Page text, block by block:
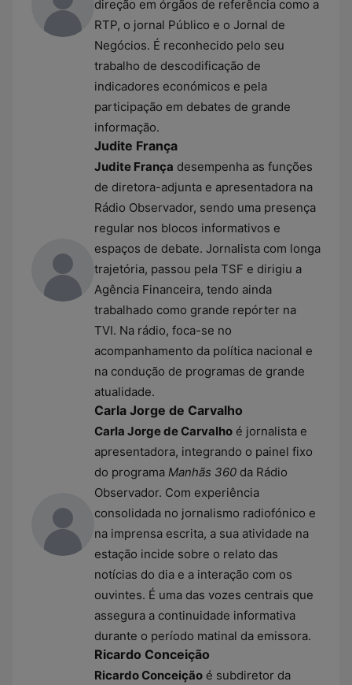
direção em órgãos de referência como a
RTP, o jornal Público e o Jornal de
Negócios. É reconhecido pelo seu
trabalho de descodificação de
indicadores económicos e pela
participação em debates de grande
informação.
Judite França
Judite França desempenha as funções
de diretora-adjunta e apresentadora na
Rádio Observador, sendo uma presença
regular nos blocos informativos e
espaços de debate. Jornalista com longa
trajetória, passou pela TSF e dirigiu a
Agência Financeira, tendo ainda
trabalhado como grande repórter na
TVI. Na rádio, foca-se no
acompanhamento da política nacional e
na condução de programas de grande
atualidade.
Carla Jorge de Carvalho
Carla Jorge de Carvalho é jornalista e
apresentadora, integrando o painel fixo
do programa Manhãs 360 da Rádio
Observador. Com experiência
consolidada no jornalismo radiofónico e
na imprensa escrita, a sua atividade na
estação incide sobre o relato das
notícias do dia e a interação com os
ouvintes. É uma das vozes centrais que
assegura a continuidade informativa
durante o período matinal da emissora.
Ricardo Conceição
Ricardo Conceição é subdiretor da